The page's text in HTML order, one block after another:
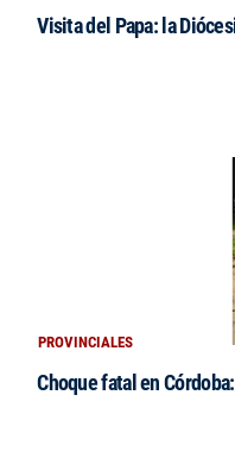
Visita del Papa: la
PROVINCIALES
Choque fatal en